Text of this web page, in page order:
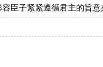
臣子紧紧遵循君主的旨意